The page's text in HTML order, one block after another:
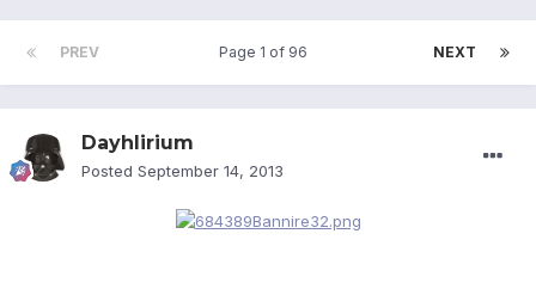
PREV NEXT
Page 1 of 96
Dayhlirium
Posted September 14, 2013